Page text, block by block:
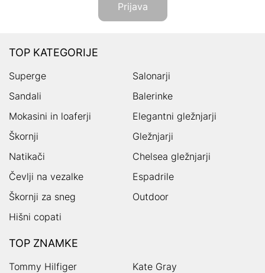
Prijava
TOP KATEGORIJE
Superge
Salonarji
Sandali
Balerinke
Mokasini in loaferji
Elegantni gležnjarji
Škornji
Gležnjarji
Natikači
Chelsea gležnjarji
Čevlji na vezalke
Espadrile
Škornji za sneg
Outdoor
Hišni copati
TOP ZNAMKE
Tommy Hilfiger
Kate Gray